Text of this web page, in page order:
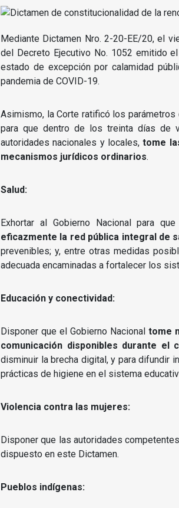
Mediante Dictamen Nro. 2-20-EE/20, el
del Decreto Ejecutivo No. 1052 emitido
estado de excepción por calamidad
pandemia de COVID-19.
Asimismo, la Corte ratificó los
para que dentro de los treinta días de
autoridades nacionales y locales,tome
mecanismos jurídicos ordinarios.
Salud:
Exhortar al Gobierno Nacional para
eficazmente la red pública integral de
prevenibles; y, entre otras medidas
adecuada encaminadas a fortalecer los
Educación y conectividad:
Disponer que el Gobierno Nacional tome
comunicación disponibles durante el
disminuir la brecha digital, y para difundir
prácticas de higiene en el sistema
Violencia contra las mujeres:
Disponer que las autoridades competentes
dispuesto en este Dictamen.
Pueblos indígenas: